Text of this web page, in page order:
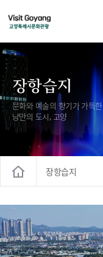
장항습지
문화와 예술의 향기가 가득한
낭만의 도시, 고양
장항습지